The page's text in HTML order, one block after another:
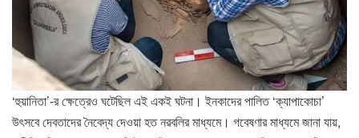
‘হুয়ানিতা’-র ক্ষেত্রেও ঘটেছিল এই একই ঘটনা। ইনকাদের পালিত ‘ক্যাপাকোচা’
উৎসবে দেবতাদের নৈবেদ্য দেওয়া হত নরবলির মাধ্যমে। গবেষণার মাধ্যমে জানা যায়,